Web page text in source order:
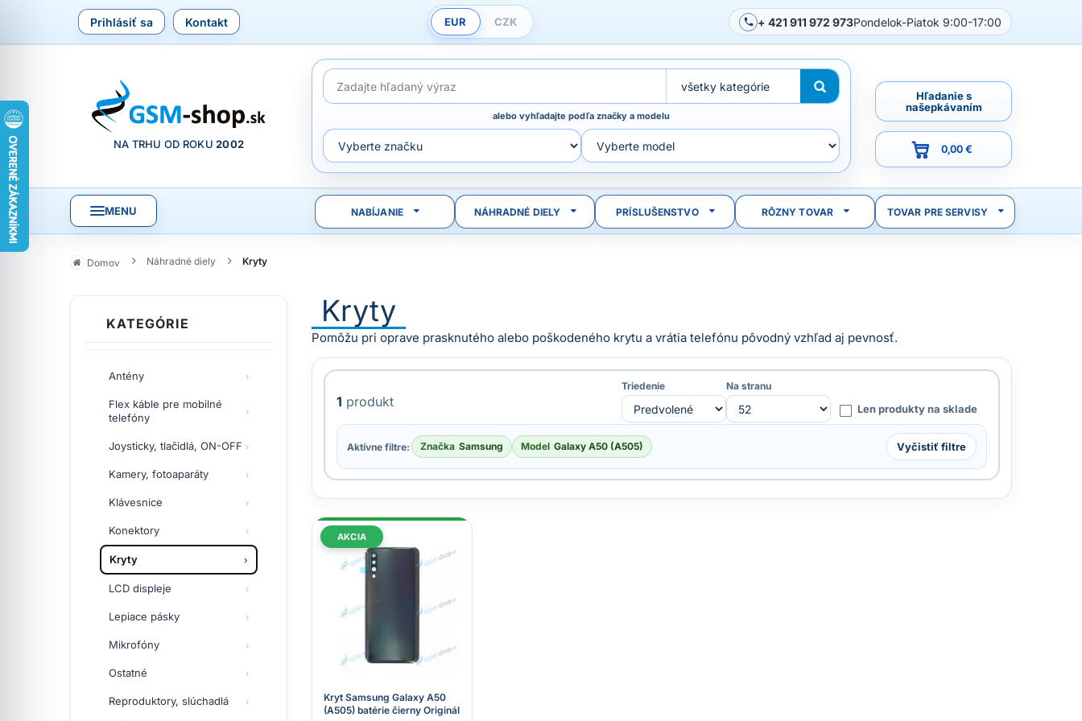
Prihlásiť sa Kontakt EUR CZK + 421 911 972 973Pondelok-Piatok 9:00-17:00
NA TRHU OD ROKU2002
alebo vyhľadajte podľa značky a modelu
Hľadanie s
našepkávaním
0,00 €
MENU NABÍJANIE NÁHRADNÉ DIELY PRÍSLUŠENSTVO RÔZNY TOVAR TOVAR PRE SERVISY
Domov Náhradné diely Kryty
KATEGÓRIE
Antény
Flex káble pre mobilné
telefóny
Joysticky, tlačidlá, ON-OFF
Kamery, fotoaparáty
Klávesnice
Konektory
Kryty
LCD displeje
Lepiace pásky
Mikrofóny
Ostatné
Reproduktory, slúchadlá
Kryty
Pomôžu pri oprave prasknutého alebo poškodeného krytu a vrátia telefónu pôvodný vzhľad aj pevnosť.
1 produkt
Triedenie Na stranu
Len produkty na sklade
Aktívne filtre: Značka Samsung Model Galaxy A50 (A505) Vyčistiť filtre
AKCIA
Kryt Samsung Galaxy A50
(A505) batérie čierny Originál